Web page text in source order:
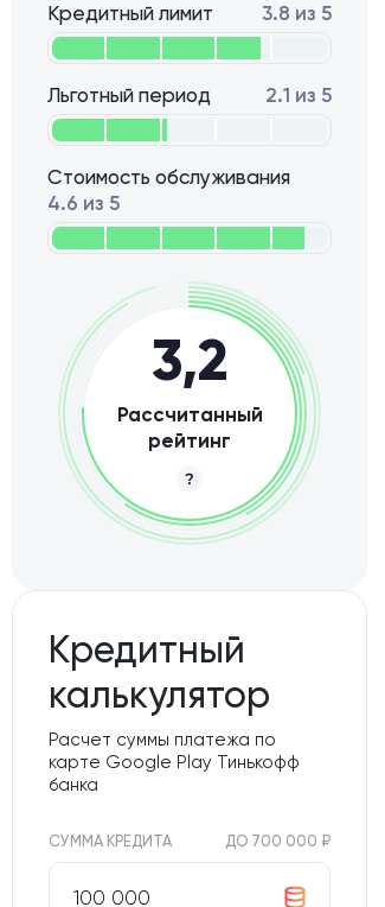
Кредитный лимит 3.8 из 5
Льготный период 2.1 из 5
Стоимость обслуживания
4.6 из 5
3,2
Рассчитанный
рейтинг
Кредитный
калькулятор
Расчет суммы платежа по
карте Google Play Тинькофф
банка
СУММА КРЕДИТА ДО 700 000 ₽